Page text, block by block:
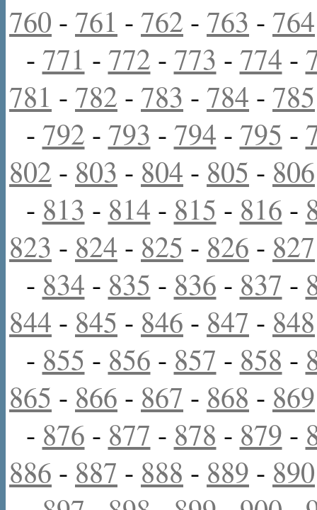
760 - 761 - 762 - 763 - 764
- 771 - 772 - 773 - 774 -
781 - 782 - 783 - 784 - 785
- 792 - 793 - 794 - 795 -
802 - 803 - 804 - 805 - 806
- 813 - 814 - 815 - 816 -
823 - 824 - 825 - 826 - 827
- 834 - 835 - 836 - 837 -
844 - 845 - 846 - 847 - 848
- 855 - 856 - 857 - 858 -
865 - 866 - 867 - 868 - 869
- 876 - 877 - 878 - 879 -
886 - 887 - 888 - 889 - 890